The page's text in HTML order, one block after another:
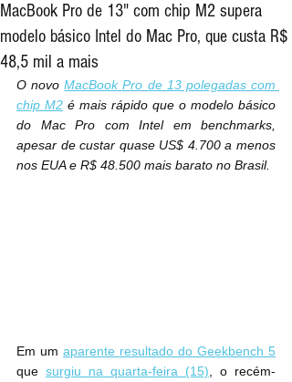
MacBook Pro de 13" com chip M2 supera
modelo básico Intel do Mac Pro, que custa R$
48,5 mil a mais
O novo MacBook Pro de 13 polegadas com
chip M2 é mais rápido que o modelo básico
do Mac Pro com Intel em benchmarks,
apesar de custar quase US$ 4.700 a menos
nos EUA e R$ 48.500 mais barato no Brasil.
Em um aparente resultado do Geekbench 5
que surgiu na quarta-feira (15) , o recém-